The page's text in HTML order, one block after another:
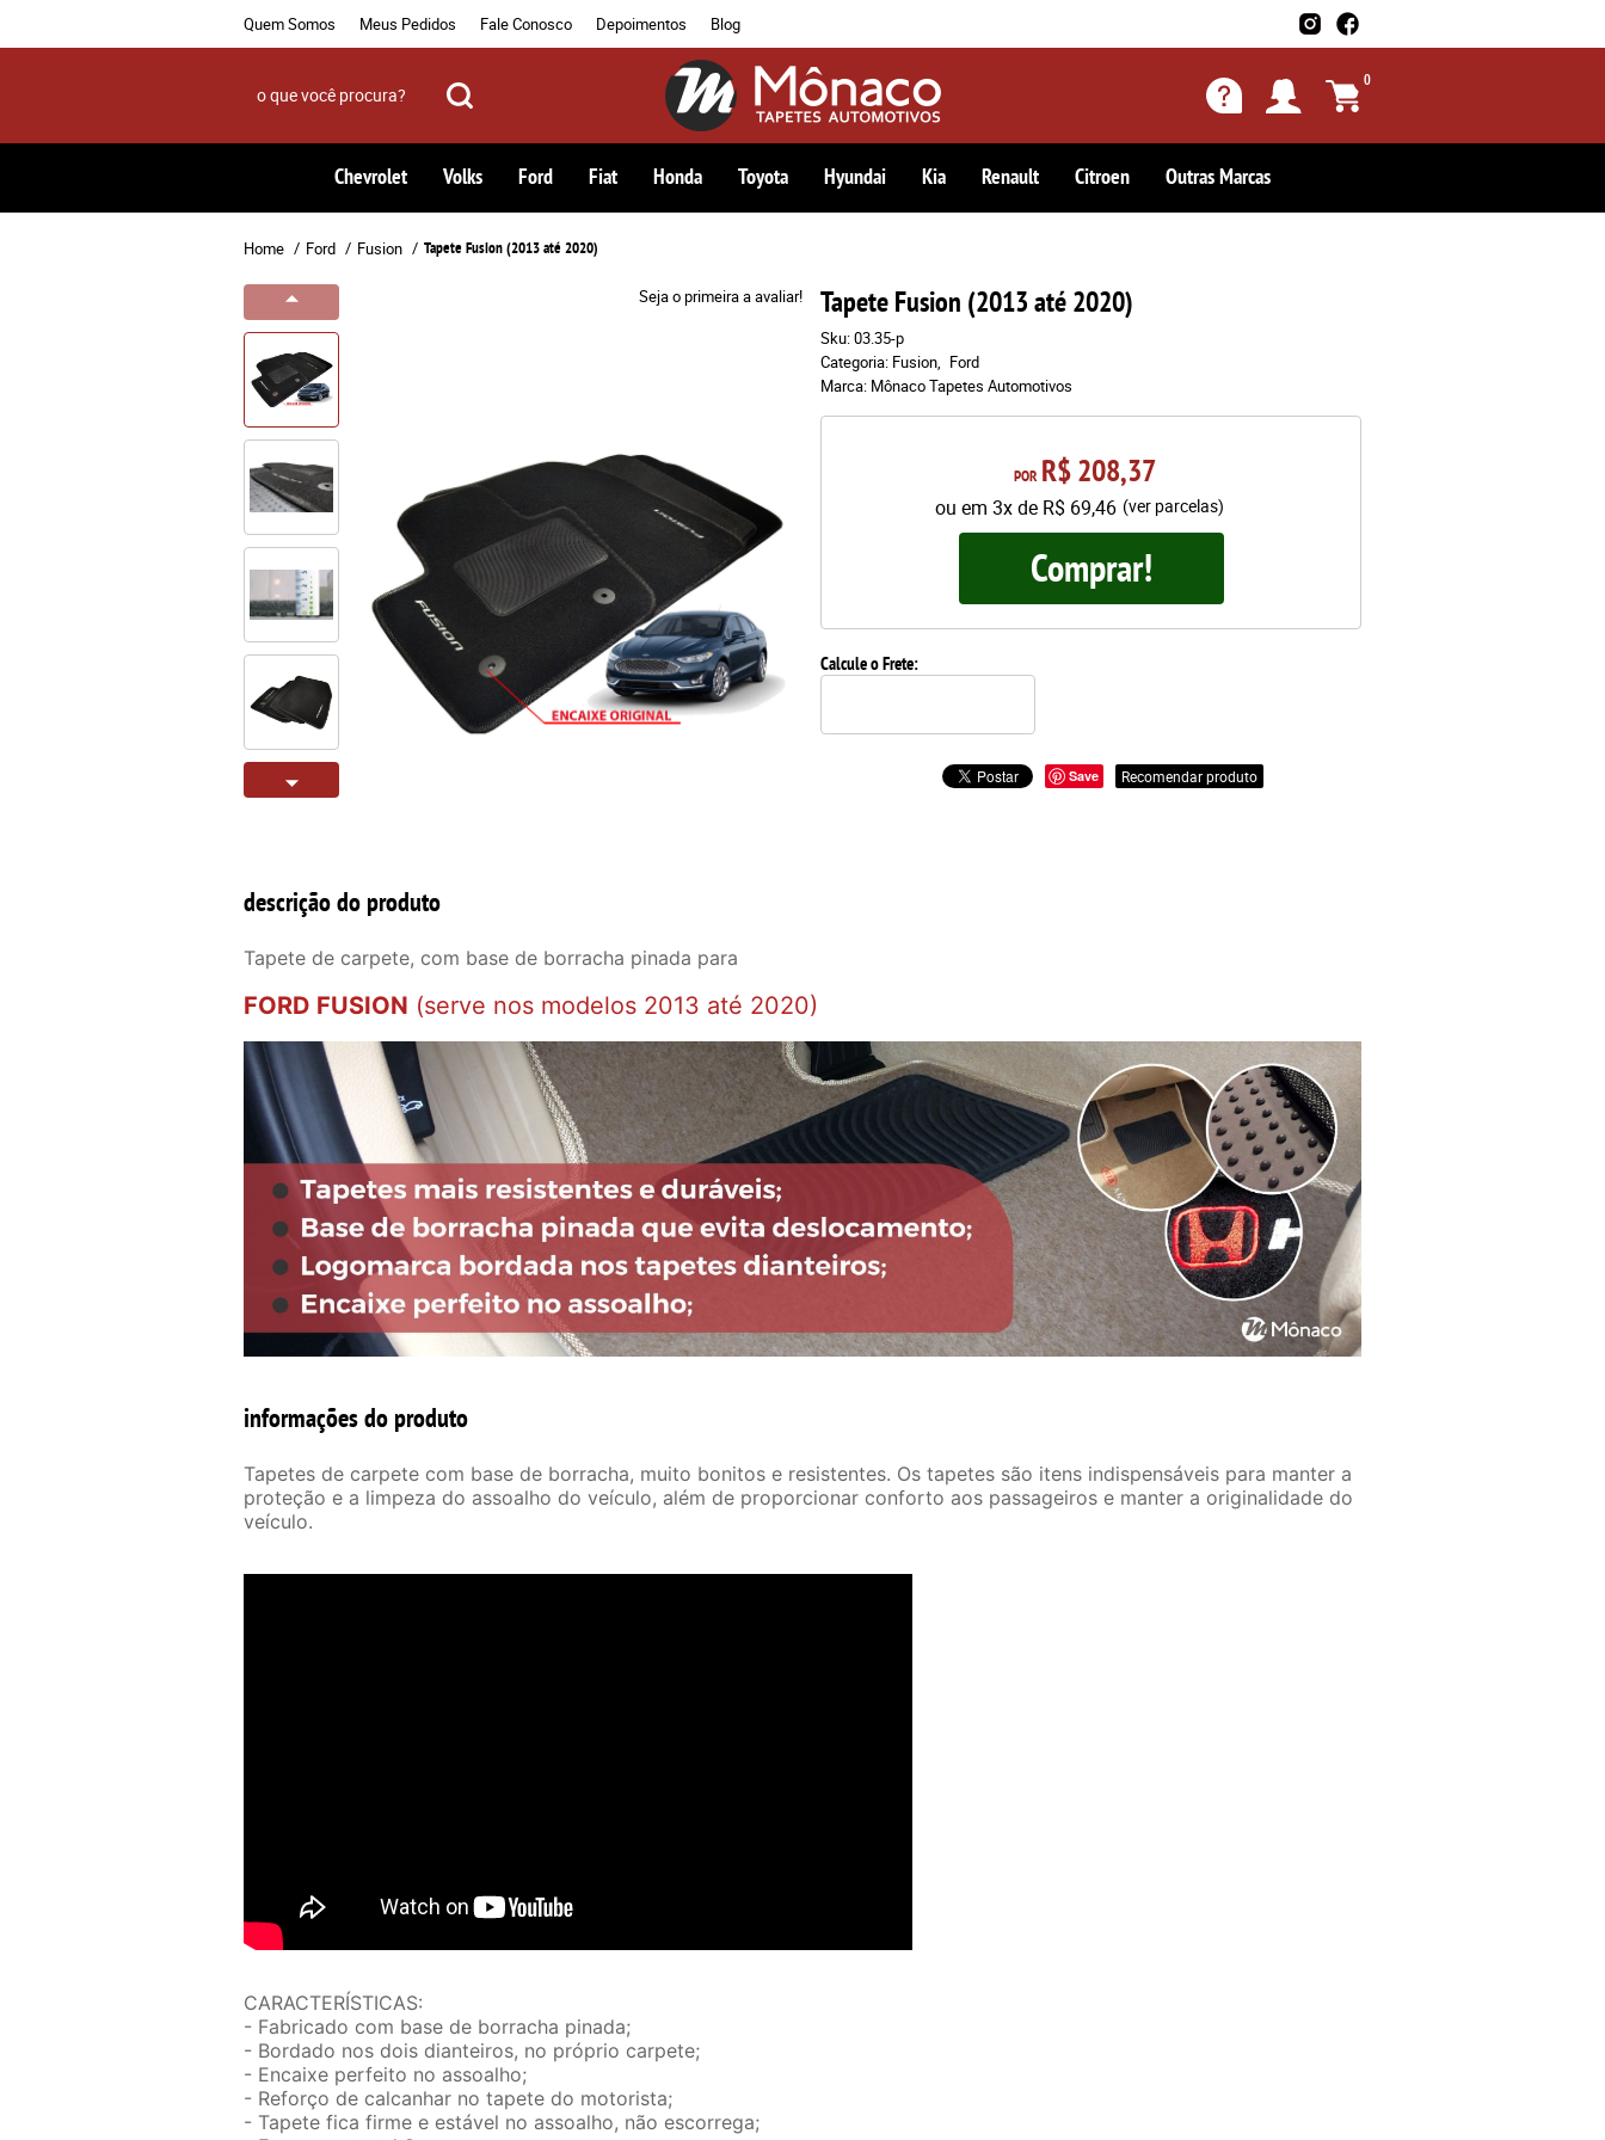
Quem Somos Meus Pedidos Fale Conosco Depoimentos Blog
0
Chevrolet Volks Ford Fiat Honda Toyota Hyundai Kia Renault Citroen Outras Marcas
Home Ford Fusion Tapete Fusion (2013 até 2020)
Seja o primeira a avaliar! Tapete Fusion (2013 até 2020)
Sku:03.35-p
Categoria: Fusion
Ford
Marca: Mônaco Tapetes Automotivos
POR R$ 208,37
ou em 3xde R$ 69,46 (ver parcelas)
Comprar!
Calcule o Frete:
Save Recomendar produto
descrição do produto
Tapete de carpete, com base de borracha pinada para
FORD FUSION (serve nos modelos 2013 até 2020)
informações do produto
Tapetes de carpete com base de borracha, muito bonitos e resistentes. Os tapetes são itens indispensáveis para manter a
proteção e a limpeza do assoalho do veículo, além de proporcionar conforto aos passageiros e manter a originalidade do
veículo.
CARACTERÍSTICAS:
- Fabricado com base de borracha pinada;
- Bordado nos dois dianteiros, no próprio carpete;
- Encaixe perfeito no assoalho;
- Reforço de calcanhar no tapete do motorista;
- Tapete fica firme e estável no assoalho, não escorrega;